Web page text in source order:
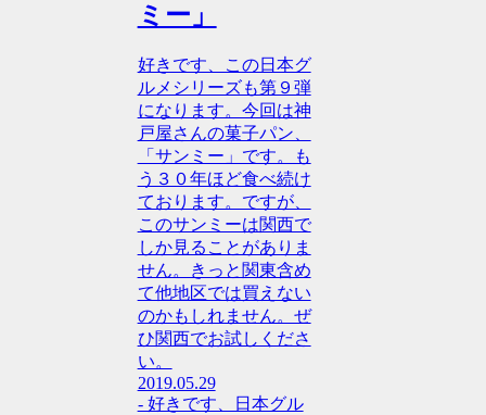
ミー」
好きです、この日本グ
ルメシリーズも第９弾
になります。今回は神
戸屋さんの菓子パン、
「サンミー」です。も
う３０年ほど食べ続け
ております。ですが、
このサンミーは関西で
しか見ることがありま
せん。きっと関東含め
て他地区では買えない
のかもしれません。ぜ
ひ関西でお試しくださ
い。
2019.05.29
- 好きです、日本グル